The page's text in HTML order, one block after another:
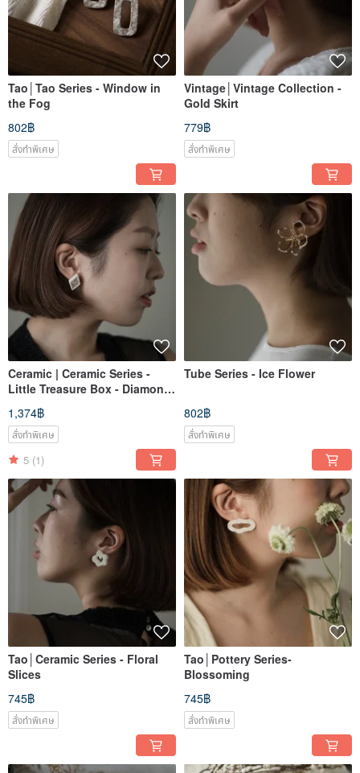
Tao│Tao Series - Window in
the Fog
802฿
สั่งทำพิเศษ
Vintage│Vintage Collection -
Gold Skirt
779฿
สั่งทำพิเศษ
Ceramic | Ceramic Series -
Little Treasure Box - Diamond
Shape
1,374฿
สั่งทำพิเศษ
5 (1)
Tube Series - Ice Flower
802฿
สั่งทำพิเศษ
Tao│Ceramic Series - Floral
Slices
745฿
สั่งทำพิเศษ
Tao│Pottery Series-
Blossoming
745฿
สั่งทำพิเศษ